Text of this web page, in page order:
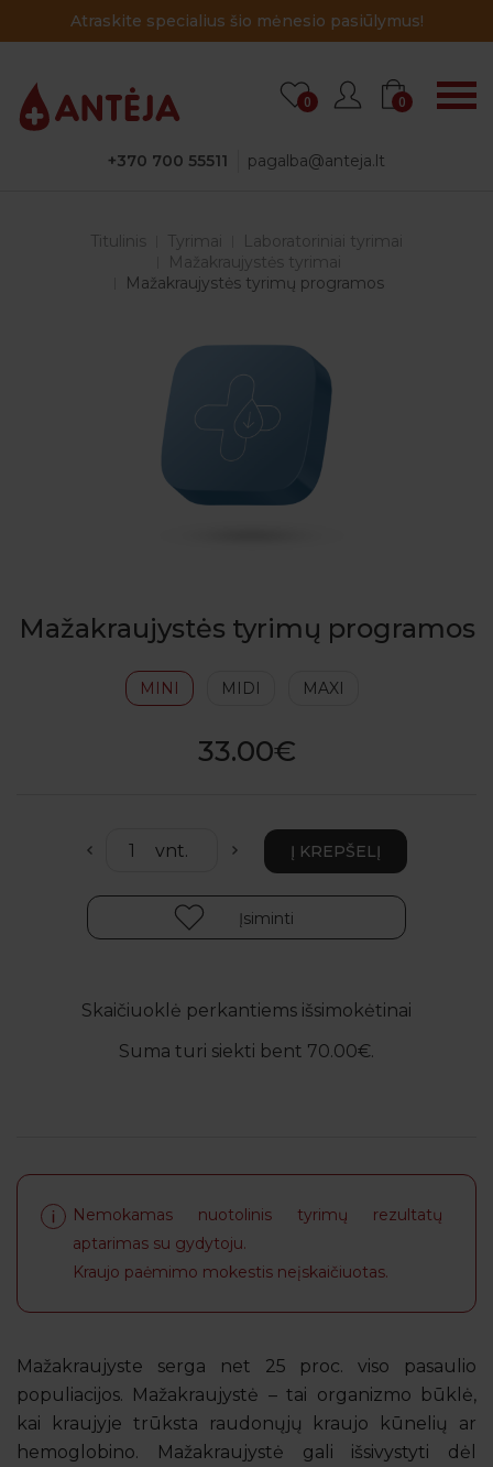
Atraskite specialius šio mėnesio pasiūlymus!
+370 700 55511 pagalba@anteja.lt
0 0
Titulinis Tyrimai
Laboratoriniai tyrimai
Mažakraujystės tyrimai
Mažakraujystės tyrimų programos
Mažakraujystės tyrimų programos
MINI MIDI MAXI
33.00€
Įsiminti
Skaičiuoklė perkantiems išsimokėtinai
Suma turi siekti bent 70.00€.
Nemokamas nuotolinis tyrimų rezultatų
aptarimas su gydytoju.
Kraujo paėmimo mokestis neįskaičiuotas.
Mažakraujyste serga net 25 proc. viso pasaulio
populiacijos. Mažakraujystė – tai organizmo būklė,
kai kraujyje trūksta raudonųjų kraujo kūnelių ar
hemoglobino. Mažakraujystė gali išsivystyti dėl